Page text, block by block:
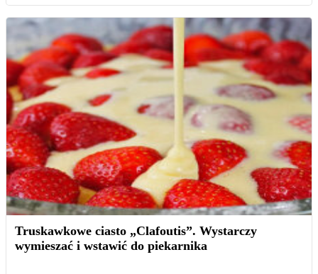
Truskawkowe ciasto „Clafoutis”. Wystarczy
wymieszać i wstawić do piekarnika